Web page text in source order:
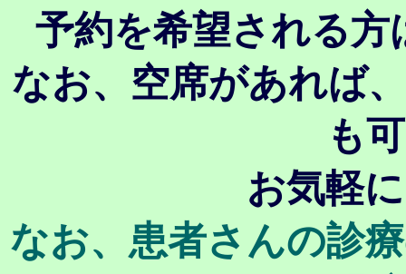
予約を希望される方
なお、空席があれば
も
お気軽
なお、患者さんの診